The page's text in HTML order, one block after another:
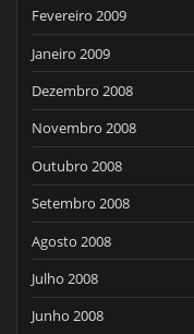
Fevereiro 2009
Janeiro 2009
Dezembro 2008
Novembro 2008
Outubro 2008
Setembro 2008
Agosto 2008
Julho 2008
Junho 2008